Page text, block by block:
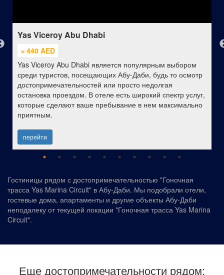
Yas Viceroy Abu Dhabi
≈ 440 AED
Yas Viceroy Abu Dhabi является популярным выбором
среди туристов, посещающих Абу-Даби, будь то осмотр
достопримечательностей или просто недолгая
остановка проездом. В отеле есть широкий спектр услуг,
которые сделают ваше пребывание в нем максимально
приятным.
перейти
Гостиницы рядом с достопримечательностью "Гоночная
трасса Yas Marina Circuit" в Абу-Даби. Мы подобрали отели,
гостевые дома, апартаменты и другие объекты Абу-Даби
неподалеку от текущей локации "Гоночная трасса Yas Marina
Circuit".
Еще достопримечательности рядом: